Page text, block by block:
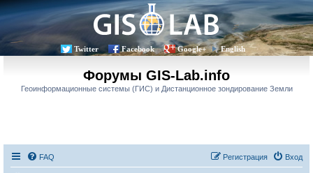
Twitter Facebook Google+ English
Форумы GIS-Lab.info
Геоинформационные системы (ГИС) и Дистанционное зондирование Земли
FAQ Вход
Регистрация